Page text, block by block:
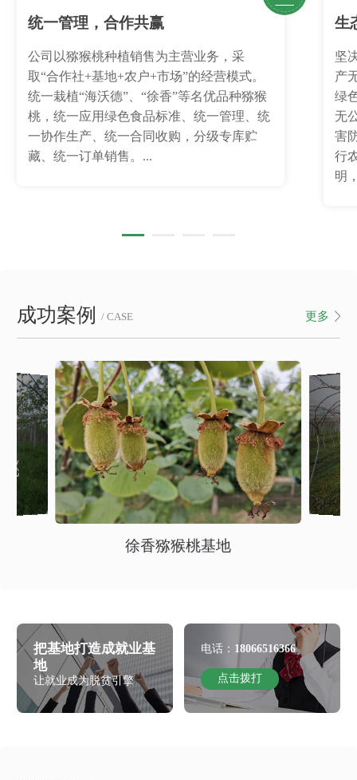
统一管理，合作共赢
公司以猕猴桃种植销售为主营业务，采
取“合作社+基地+农户+市场”的经营模式。
统一栽植“海沃德”、“徐香”等名优品种猕猴
桃，统一应用绿色食品标准、统一管理、统
一协作生产、统一合同收购，分级专库贮
藏、统一订单销售。...
生
坚
产
绿
无
害
行
明
成功案例 / CASE 更多
徐香猕猴桃基地
把基地打造成就业基
地
让就业成为脱贫引擎
电话： 18066516366
点击拨打